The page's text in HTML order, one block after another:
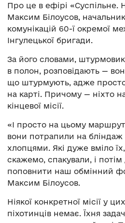
Про це в ефірі «Суспільне.
Максим Білоусов,
комунікацій 60-ї окремої
Інгулецької бригади.
За його словами,
в полон, розповідають —
що штурмують, адже
на карті. Причому — ніхто
кінцевої місії.
«І просто на цьому
вони потрапили на
хлопцями. Які дуже вміло
скажемо, спакували, і
поповнити наш обмінний
Максим Білоусов.
Ніякої конкретної місії у
піхотинців немає. Їхня